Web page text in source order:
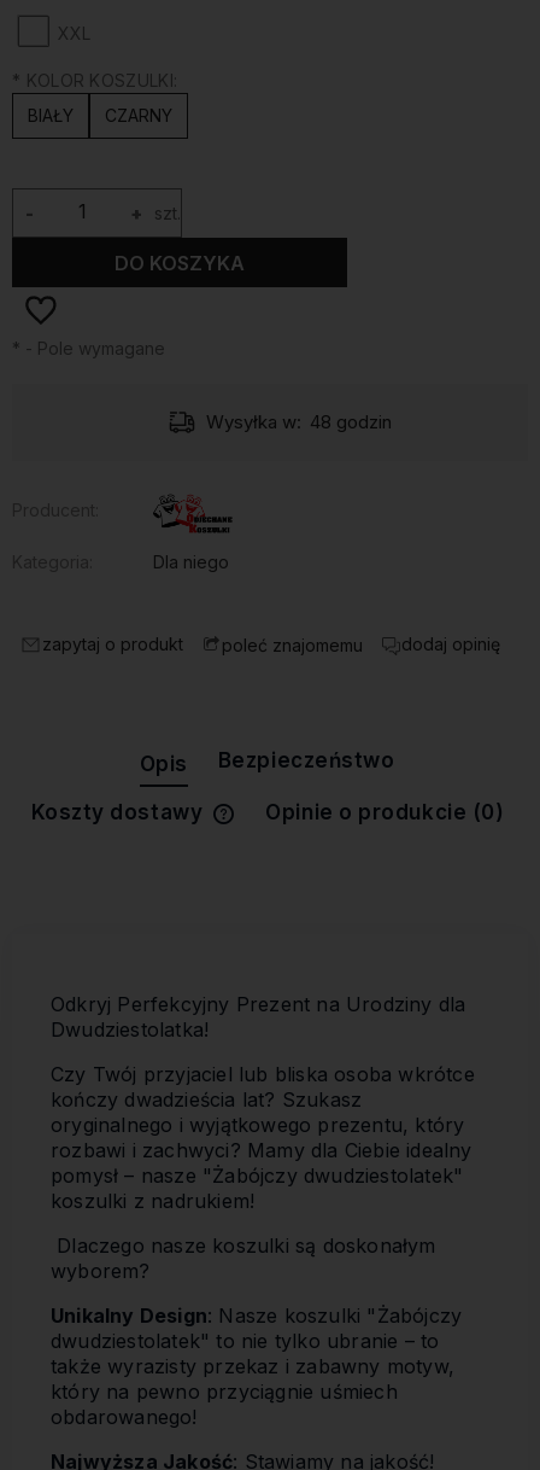
XXL
* KOLOR KOSZULKI:
BIAŁY
CZARNY
+
- szt.
DO KOSZYKA
* - Pole wymagane
Wysyłka w: 48 godzin
Dla niego
zapytaj o produkt poleć znajomemu dodaj opinię
Opis Bezpieczeństwo
Koszty dostawy
Cena nie zawiera ewentualnych
Opinie o produkcie (0)
Odkryj Perfekcyjny Prezent na Urodziny dla
Dwudziestolatka!
Czy Twój przyjaciel lub bliska osoba wkrótce
kończy dwadzieścia lat? Szukasz
oryginalnego i wyjątkowego prezentu, który
rozbawi i zachwyci? Mamy dla Ciebie idealny
pomysł – nasze "Żabójczy dwudziestolatek"
koszulki z nadrukiem!
Dlaczego nasze koszulki są doskonałym
wyborem?
Unikalny Design: Nasze koszulki "Żabójczy
dwudziestolatek" to nie tylko ubranie – to
także wyrazisty przekaz i zabawny motyw,
który na pewno przyciągnie uśmiech
obdarowanego!
Najwyższa Jakość: Stawiamy na jakość!